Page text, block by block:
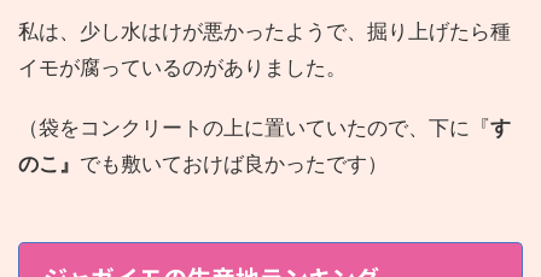
私は、少し水はけが悪かったようで、掘り上げたら種
イモが腐っているのがありました。
（袋をコンクリートの上に置いていたので、下に『す
のこ』 でも敷いておけば良かったです）